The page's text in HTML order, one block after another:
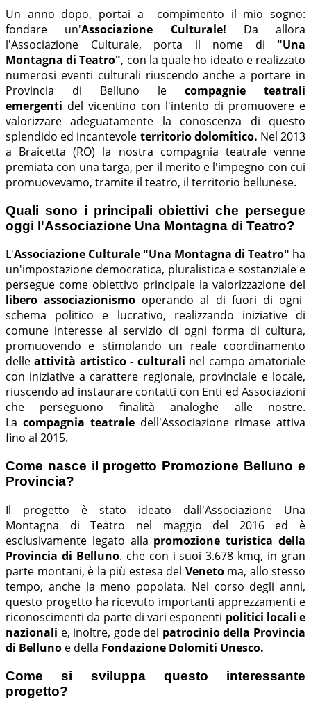
Un anno dopo, portai a compimento il mio sogno:
fondare un'Associazione Culturale! Da allora
l'Associazione Culturale, porta il nome di "Una
Montagna di Teatro", con la quale ho ideato e realizzato
numerosi eventi culturali riuscendo anche a portare in
Provincia di Belluno le compagnie teatrali
emergenti del vicentino con l'intento di promuovere e
valorizzare adeguatamente la conoscenza di questo
splendido ed incantevole territorio dolomitico. Nel 2013
a Braicetta (RO) la nostra compagnia teatrale venne
premiata con una targa, per il merito e l'impegno con cui
promuovevamo, tramite il teatro, il territorio bellunese.
Quali sono i principali obiettivi che persegue
oggi l'Associazione Una Montagna di Teatro?
L'Associazione Culturale "Una Montagna di Teatro" ha
un'impostazione democratica, pluralistica e sostanziale e
persegue come obiettivo principale la valorizzazione del
libero associazionismo operando al di fuori di ogni
schema politico e lucrativo, realizzando iniziative di
comune interesse al servizio di ogni forma di cultura,
promuovendo e stimolando un reale coordinamento
delleattività artistico - culturali nel campo amatoriale
con iniziative a carattere regionale, provinciale e locale,
riuscendo ad instaurare contatti con Enti ed Associazioni
che perseguono finalità analoghe alle nostre.
La compagnia teatrale dell'Associazione rimase attiva
fino al 2015.
Come nasce il progetto Promozione Belluno e
Provincia?
Il progetto è stato ideato dall'Associazione Una
Montagna di Teatro nel maggio del 2016 ed è
esclusivamente legato alla promozione turistica della
Provincia di Belluno. che con i suoi 3.678 kmq, in gran
parte montani, è la più estesa del Venetoma, allo stesso
tempo, anche la meno popolata. Nel corso degli anni,
questo progetto ha ricevuto importanti apprezzamenti e
riconoscimenti da parte di vari esponenti politici locali e
nazionali e, inoltre, gode del patrocinio della Provincia
di Belluno e della Fondazione Dolomiti Unesco.
Come si sviluppa questo interessante
progetto?